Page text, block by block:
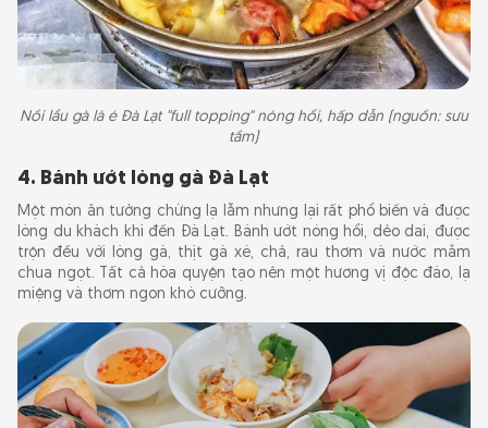
Nồi lẩu gà lá é Đà Lạt "full topping" nóng hổi, hấp dẫn (nguồn: sưu
tầm)
4. Bánh ướt lòng gà Đà Lạt
Một món ăn tưởng chừng lạ lẫm nhưng lại rất phổ biến và được
lòng du khách khi đến Đà Lạt. Bánh ướt nóng hổi, dẻo dai, được
trộn đều với lòng gà, thịt gà xé, chả, rau thơm và nước mắm
chua ngọt. Tất cả hòa quyện tạo nên một hương vị độc đáo, lạ
miệng và thơm ngon khó cưỡng.